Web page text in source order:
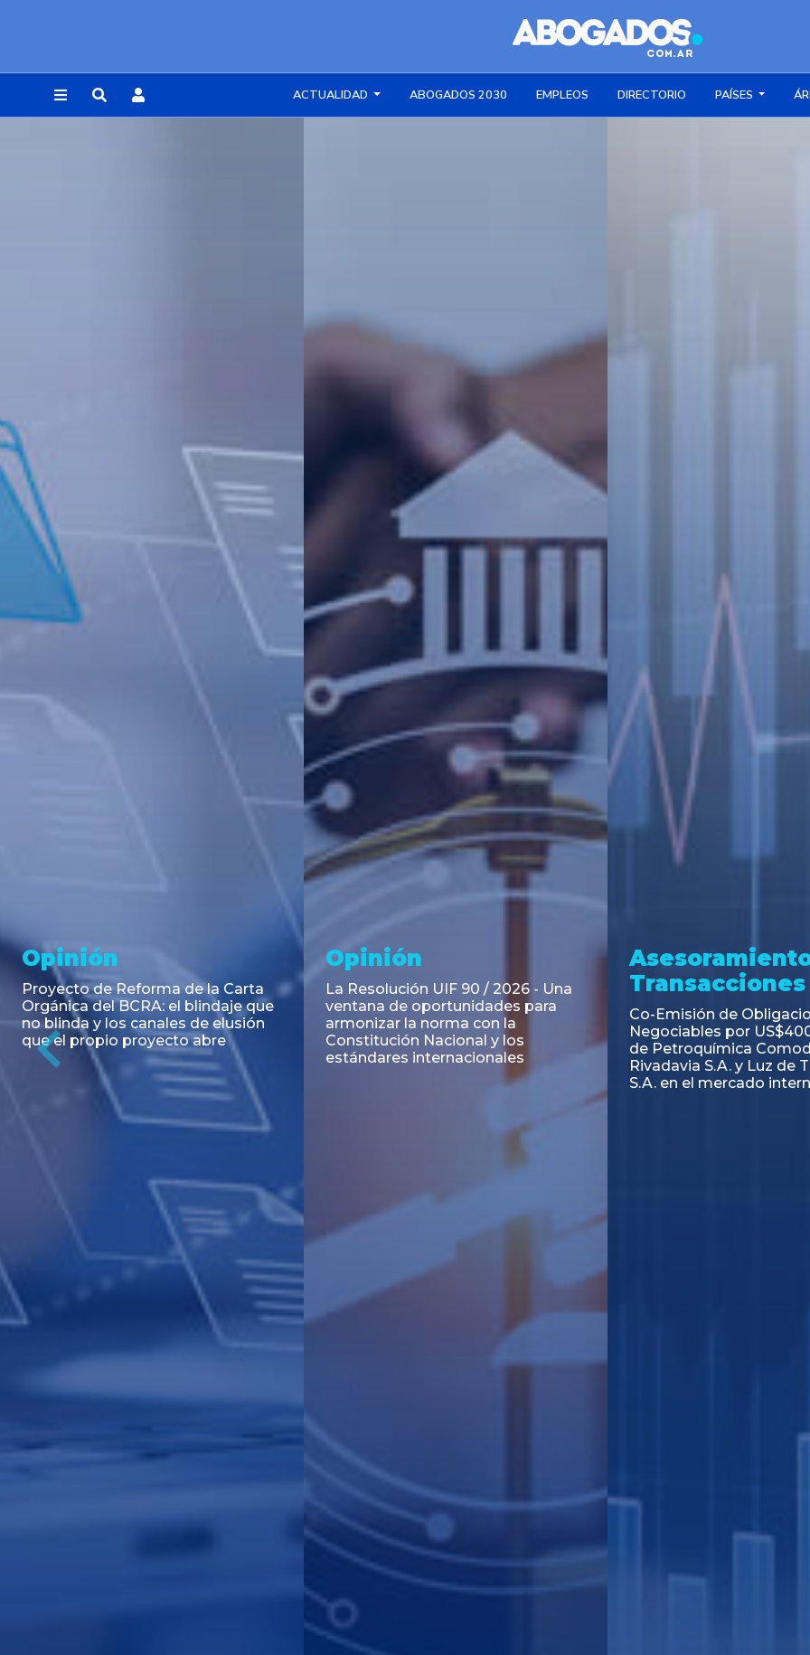
ACTUALIDAD ABOGADOS 2030 EMPLEOS DIRECTORIO PAÍSES
Noticia
RESOLUCIÓN 271/2026 de la
SECRETARIA DE COORDINACIÓN
DE PRODUCCIÓN: Actualización y
unificación de las advertencias
obligatorias en la publicidad de
juegos y apuestas en...
Asesoramiento y
Transacciones
Emisión de Obligaciones
Negociables Clase E de Central
Puerto S.A. por un Valor Nominal
de U$S 98.897.303
Transacciones
PAGBAM asesoró a
autorización para la
de los Certificados de
del Fideicomiso
Inmobiliario "Espacio
Previous